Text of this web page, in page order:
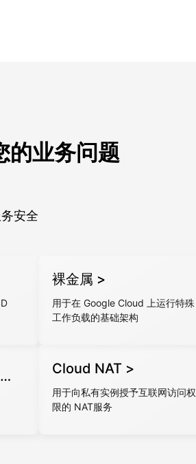
的业务问题
安全
裸金属 >
用于在 Google Cloud 上运行特殊
工作负载的基础架构
Cloud NAT >
用于向私有实例授予互联网访问权
限的 NAT服务